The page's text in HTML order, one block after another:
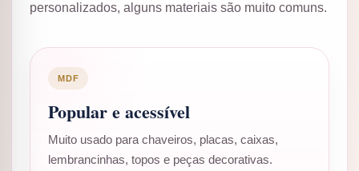
personalizados, alguns materiais são muito comuns.
MDF
Popular e acessível
Muito usado para chaveiros, placas, caixas,
lembrancinhas, topos e peças decorativas.